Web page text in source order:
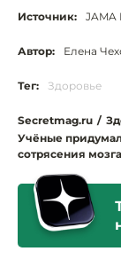
Источник: JAMA
Автор: Елена
Тег: Здоровье
Secretmag.ru /
Учёные
сотрясения